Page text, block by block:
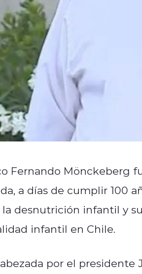
Fernando Mönckeberg
a días de cumplir 100
desnutrición infantil y
infantil en Chile.
por el presidente